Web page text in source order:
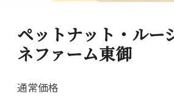
ペットナット・ルー
ネファーム東御
通常価格